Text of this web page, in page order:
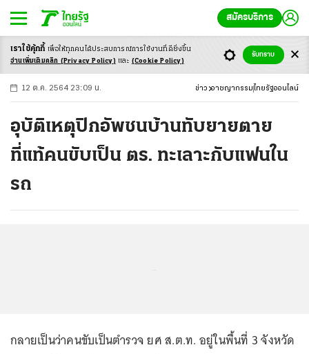
สมัครบริการ
-ก ก ก+
12 ต.ค. 2564 23:09 น. ข่าว อาชญากรรม ไทยรัฐออนไลน์
อุบัติเหตุปิกอัพชนบ้านทับยายตาย
ที่แท้คนขับเป็น ตร. ทะเลาะกับแฟนใน
รถ
กลายเป็นว่าคนขับเป็นตำรวจ ยศ ส.ต.ท. อยู่ในพื้นที่ 3 จังหวัด
เราใช้คุ้กกี้ เพื่อให้ทุกคนได้ประสบการณ์การใช้งานที่ดียิ่งขึ้น
อ่านเพิ่มเติมคลิก (Privacy Policy) และ (Cookie Policy)
รับทราบ